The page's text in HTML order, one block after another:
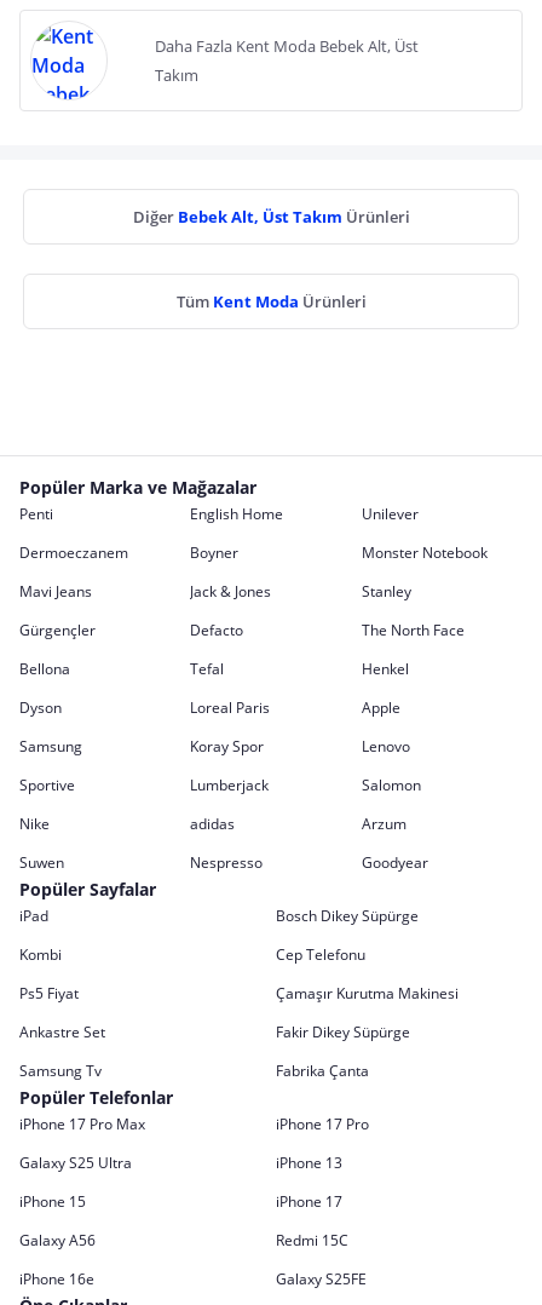
Daha Fazla Kent Moda Bebek Alt, Üst
Takım
Diğer Bebek Alt, Üst Takım Ürünleri
Tüm Kent Moda Ürünleri
Popüler Marka ve Mağazalar
Penti English Home
Unilever
Dermoeczanem
Boyner
Monster Notebook
Mavi Jeans
Jack & Jones
Stanley
Gürgençler
Defacto
The North Face
Bellona
Tefal
Henkel
Dyson
Loreal Paris
Apple
Samsung
Koray Spor
Lenovo
Sportive
Lumberjack
Salomon
Nike
adidas
Arzum
Suwen
Nespresso Goodyear
Popüler Sayfalar
iPad
Bosch Dikey Süpürge
Kombi
Cep Telefonu
Ps5 Fiyat
Çamaşır Kurutma Makinesi
Ankastre Set
Fakir Dikey Süpürge
Samsung Tv
Fabrika Çanta
Popüler Telefonlar
iPhone 17 Pro Max
iPhone 17 Pro
Galaxy S25 Ultra
iPhone 13
iPhone 15
iPhone 17
Galaxy A56
Redmi 15C
iPhone 16e
Galaxy S25FE